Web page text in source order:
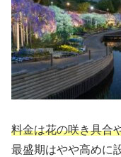
料金は花の咲き具合
最盛期はやや高めに